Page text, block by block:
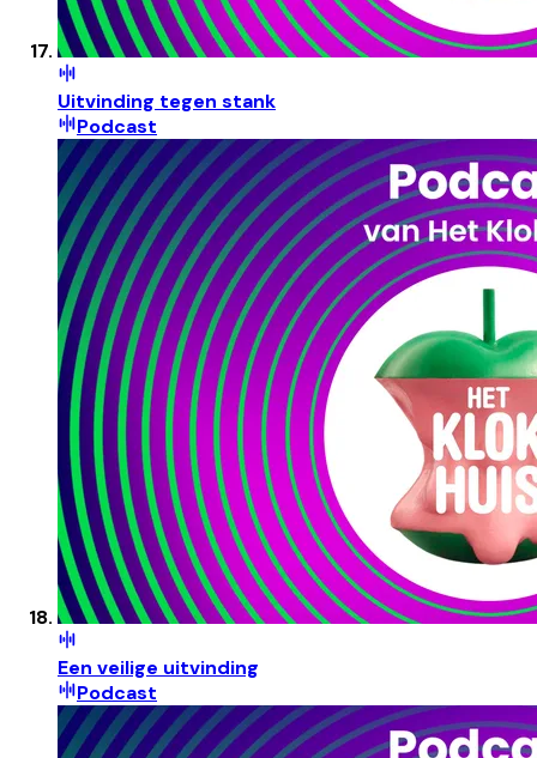
Uitvinding tegen stank
Podcast
Een veilige uitvinding
Podcast